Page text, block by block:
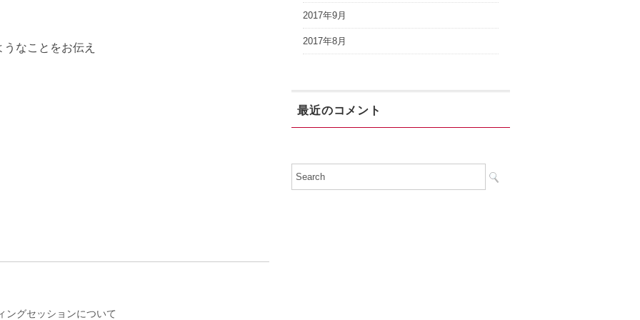
なことをお伝え
ングセッションについて
2017年9月
2017年8月
最近のコメント